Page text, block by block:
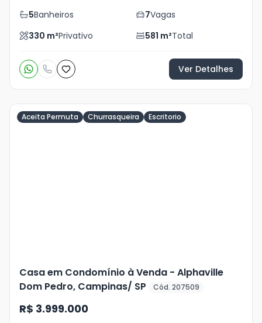
5Banheiros 7Vagas
330 m²Privativo 581 m²Total
Ver Detalhes
Aceita Permuta Churrasqueira Escritorio
Casa em Condomínio à Venda - Alphaville
Dom Pedro, Campinas/ SP
Cód. 207509
R$ 3.999.000